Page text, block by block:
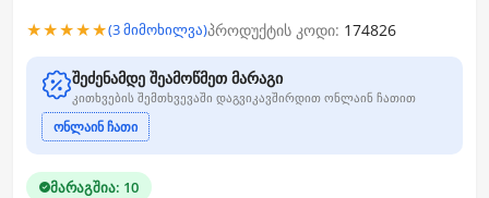
★★★★★(3 მიმოხილვა)პროდუქტის კოდი: 174826
შეძენამდე შეამოწმეთ მარაგი
კითხვების შემთხვევაში დაგვიკავშირდით ონლაინ ჩათით
ონლაინ ჩათი
მარაგშია: 10